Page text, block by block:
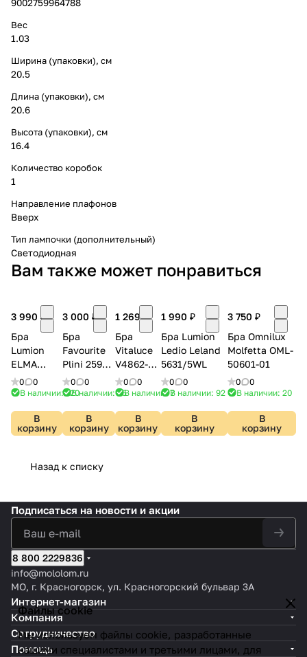
9002759964788
Вес
1.03
Ширина (упаковки), см
20.5
Длина (упаковки), см
20.6
Высота (упаковки), см
16.4
Количество коробок
1
Направление плафонов
Вверх
Тип лампочки (дополнительный)
Светодиодная
Вам также может понравиться
3 990 ₽
Бра
Lumion
ELMA
8394/2W
0
0
В наличии: 120
В
корзину
3 000 ₽
Бра
Favourite
Plini 2590-
1W
0
0
В наличии: 65
В
корзину
1 269 ₽
Бра
Vitaluce
V4862-
7/1A
0
0
В наличии: 7
В
корзину
1 990 ₽
Бра Lumion
Ledio Leland
5631/5WL
0
0
В наличии: 92
В
корзину
3 750 ₽
Бра Omnilux
Molfetta OML-
50601-01
0
0
В наличии: 20
В
корзину
Назад к списку
Файлы cookie
Мы используем файлы cookie, разработанные
нашими специалистами и третьими лицами, для
Подписаться на новости и акции
8 800 2229836
info@mololom.ru
МО, г. Красногорск, ул. Красногорский бульвар 3А
Интернет-магазин
Компания
Сотрудничество
Помощь